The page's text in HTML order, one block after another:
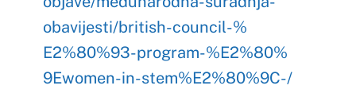
međunarodnom
stručnom panelu uz
delegaciju FIP-a